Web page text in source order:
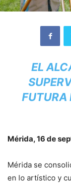
EL
FUTURA
Mérida, 16 de
Mérida se
en lo artístico y